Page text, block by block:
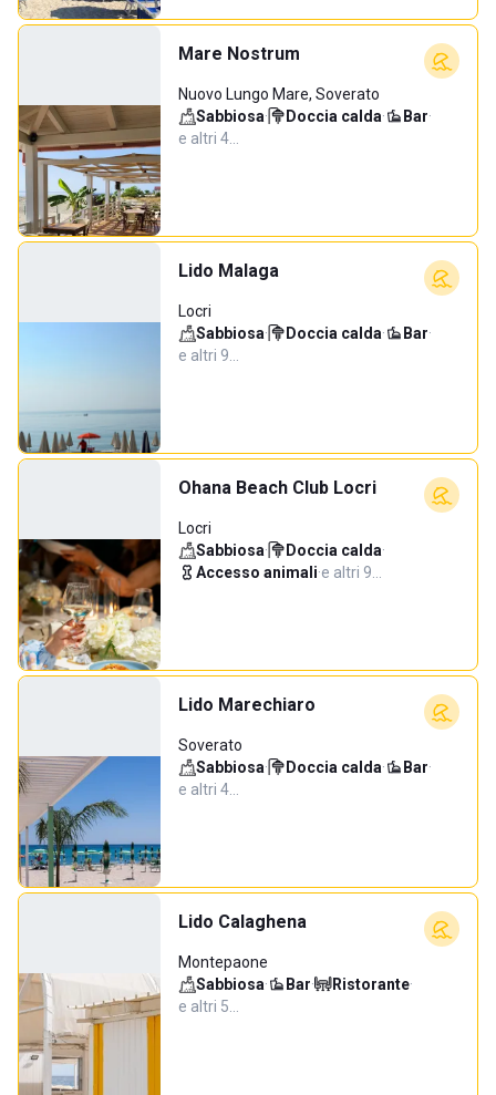
Mare Nostrum
Nuovo Lungo Mare, Soverato
Sabbiosa· Doccia calda· Bar·
e altri 4…
Lido Malaga
Locri
Sabbiosa· Doccia calda· Bar·
e altri 9…
Ohana Beach Club Locri
Locri
Sabbiosa· Doccia calda·
Accesso animali·e altri 9…
Lido Marechiaro
Soverato
Sabbiosa· Doccia calda· Bar·
e altri 4…
Lido Calaghena
Montepaone
Sabbiosa· Bar· Ristorante·
e altri 5…